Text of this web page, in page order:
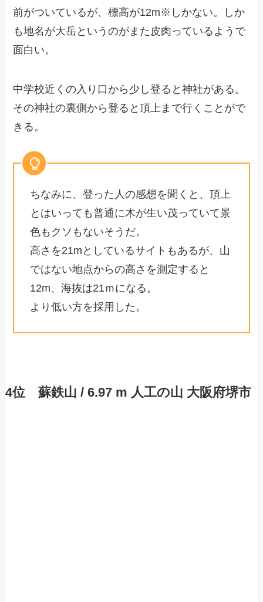
前がついているが、標高が12m※しかない。しか
も地名が大岳というのがまた皮肉っているようで
面白い。
中学校近くの入り口から少し登ると神社がある。
その神社の裏側から登ると頂上まで行くことがで
きる。
ちなみに、登った人の感想を聞くと、頂上
とはいっても普通に木が生い茂っていて景
色もクソもないそうだ。
高さを21mとしているサイトもあるが、山
ではない地点からの高さを測定すると
12m、海抜は21ｍになる。
より低い方を採用した。
4位 蘇鉄山 / 6.97 m 人工の山 大阪府堺市